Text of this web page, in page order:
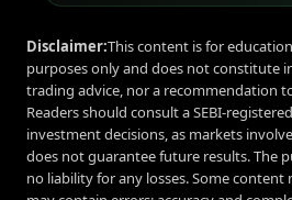
Disclaimer:This content is for
purposes only and does not constitute
trading advice, nor a recommendation
Readers should consult a SEBI-
investment decisions, as markets
does not guarantee future results. The
no liability for any losses. Some content